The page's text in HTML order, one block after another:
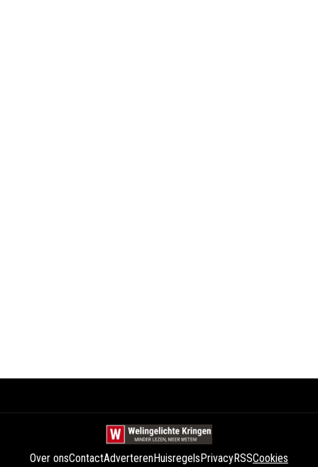
Over onsContactAdverterenHuisregelsPrivacyRSSCookies